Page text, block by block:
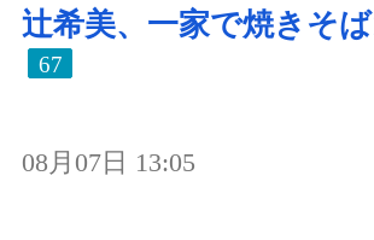
辻希美、一家で焼きそ
67
08月07日 13:05